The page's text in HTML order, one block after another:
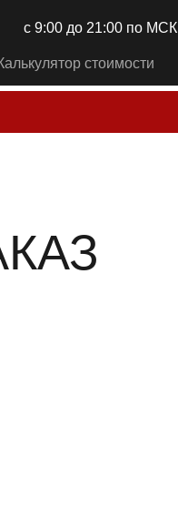
с 9:00 до 21:00 по МСК
стоимости